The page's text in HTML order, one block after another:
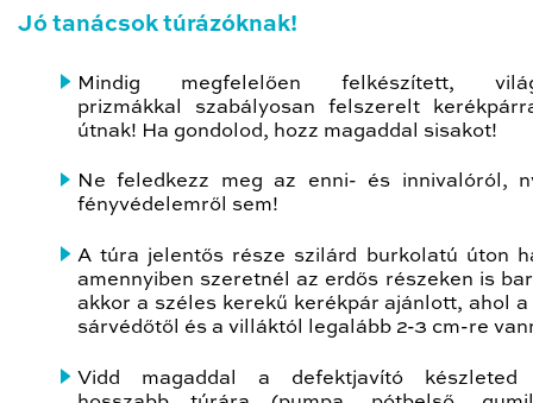
Jó tanácsok túrázóknak!
Mindig megfelelően felkészített,
prizmákkal szabályosan felszerelt
útnak! Ha gondolod, hozz magaddal sisakot!
Ne feledkezz meg az enni- és innivalóról,
fényvédelemről sem!
A túra jelentős része szilárd burkolatú úton
amennyiben szeretnél az erdős részeken is
akkor a széles kerekű kerékpár ajánlott, ahol a
sárvédőtől és a villáktól legalább 2-3 cm-re
Vidd magaddal a defektjavító készleted